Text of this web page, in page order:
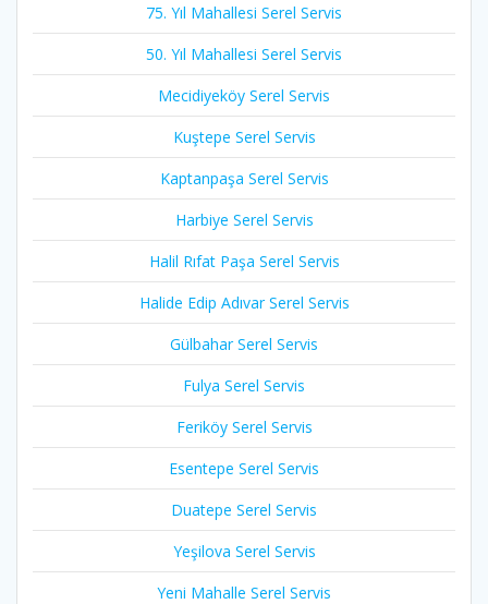
75. Yıl Mahallesi Serel Servis
50. Yıl Mahallesi Serel Servis
Mecidiyeköy Serel Servis
Kuştepe Serel Servis
Kaptanpaşa Serel Servis
Harbiye Serel Servis
Halil Rıfat Paşa Serel Servis
Halide Edip Adıvar Serel Servis
Gülbahar Serel Servis
Fulya Serel Servis
Feriköy Serel Servis
Esentepe Serel Servis
Duatepe Serel Servis
Yeşilova Serel Servis
Yeni Mahalle Serel Servis